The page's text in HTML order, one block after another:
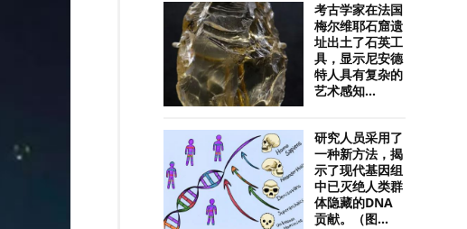
考古学家在法国
梅尔维耶石窟遗
址出土了石英工
具，显示尼安德
特人具有复杂的
艺术感知...
研究人员采用了
一种新方法，揭
示了现代基因组
中已灭绝人类群
体隐藏的DNA
贡献。（图...